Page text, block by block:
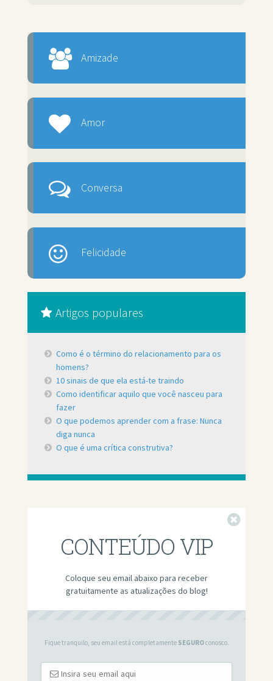
Amizade
Amor
Conversa
Felicidade
Artigos populares
Como é o término do relacionamento para os
homens?
10 sinais de que ela está-te traindo
Como identificar aquilo que você nasceu para
fazer
O que podemos aprender com a frase: Nunca
diga nunca
O que é uma crítica construtiva?
CONTEÚDO VIP
Coloque seu email abaixo para receber
gratuitamente as atualizações do blog!
Fique tranquilo, seu email está completamente SEGUROconosco.